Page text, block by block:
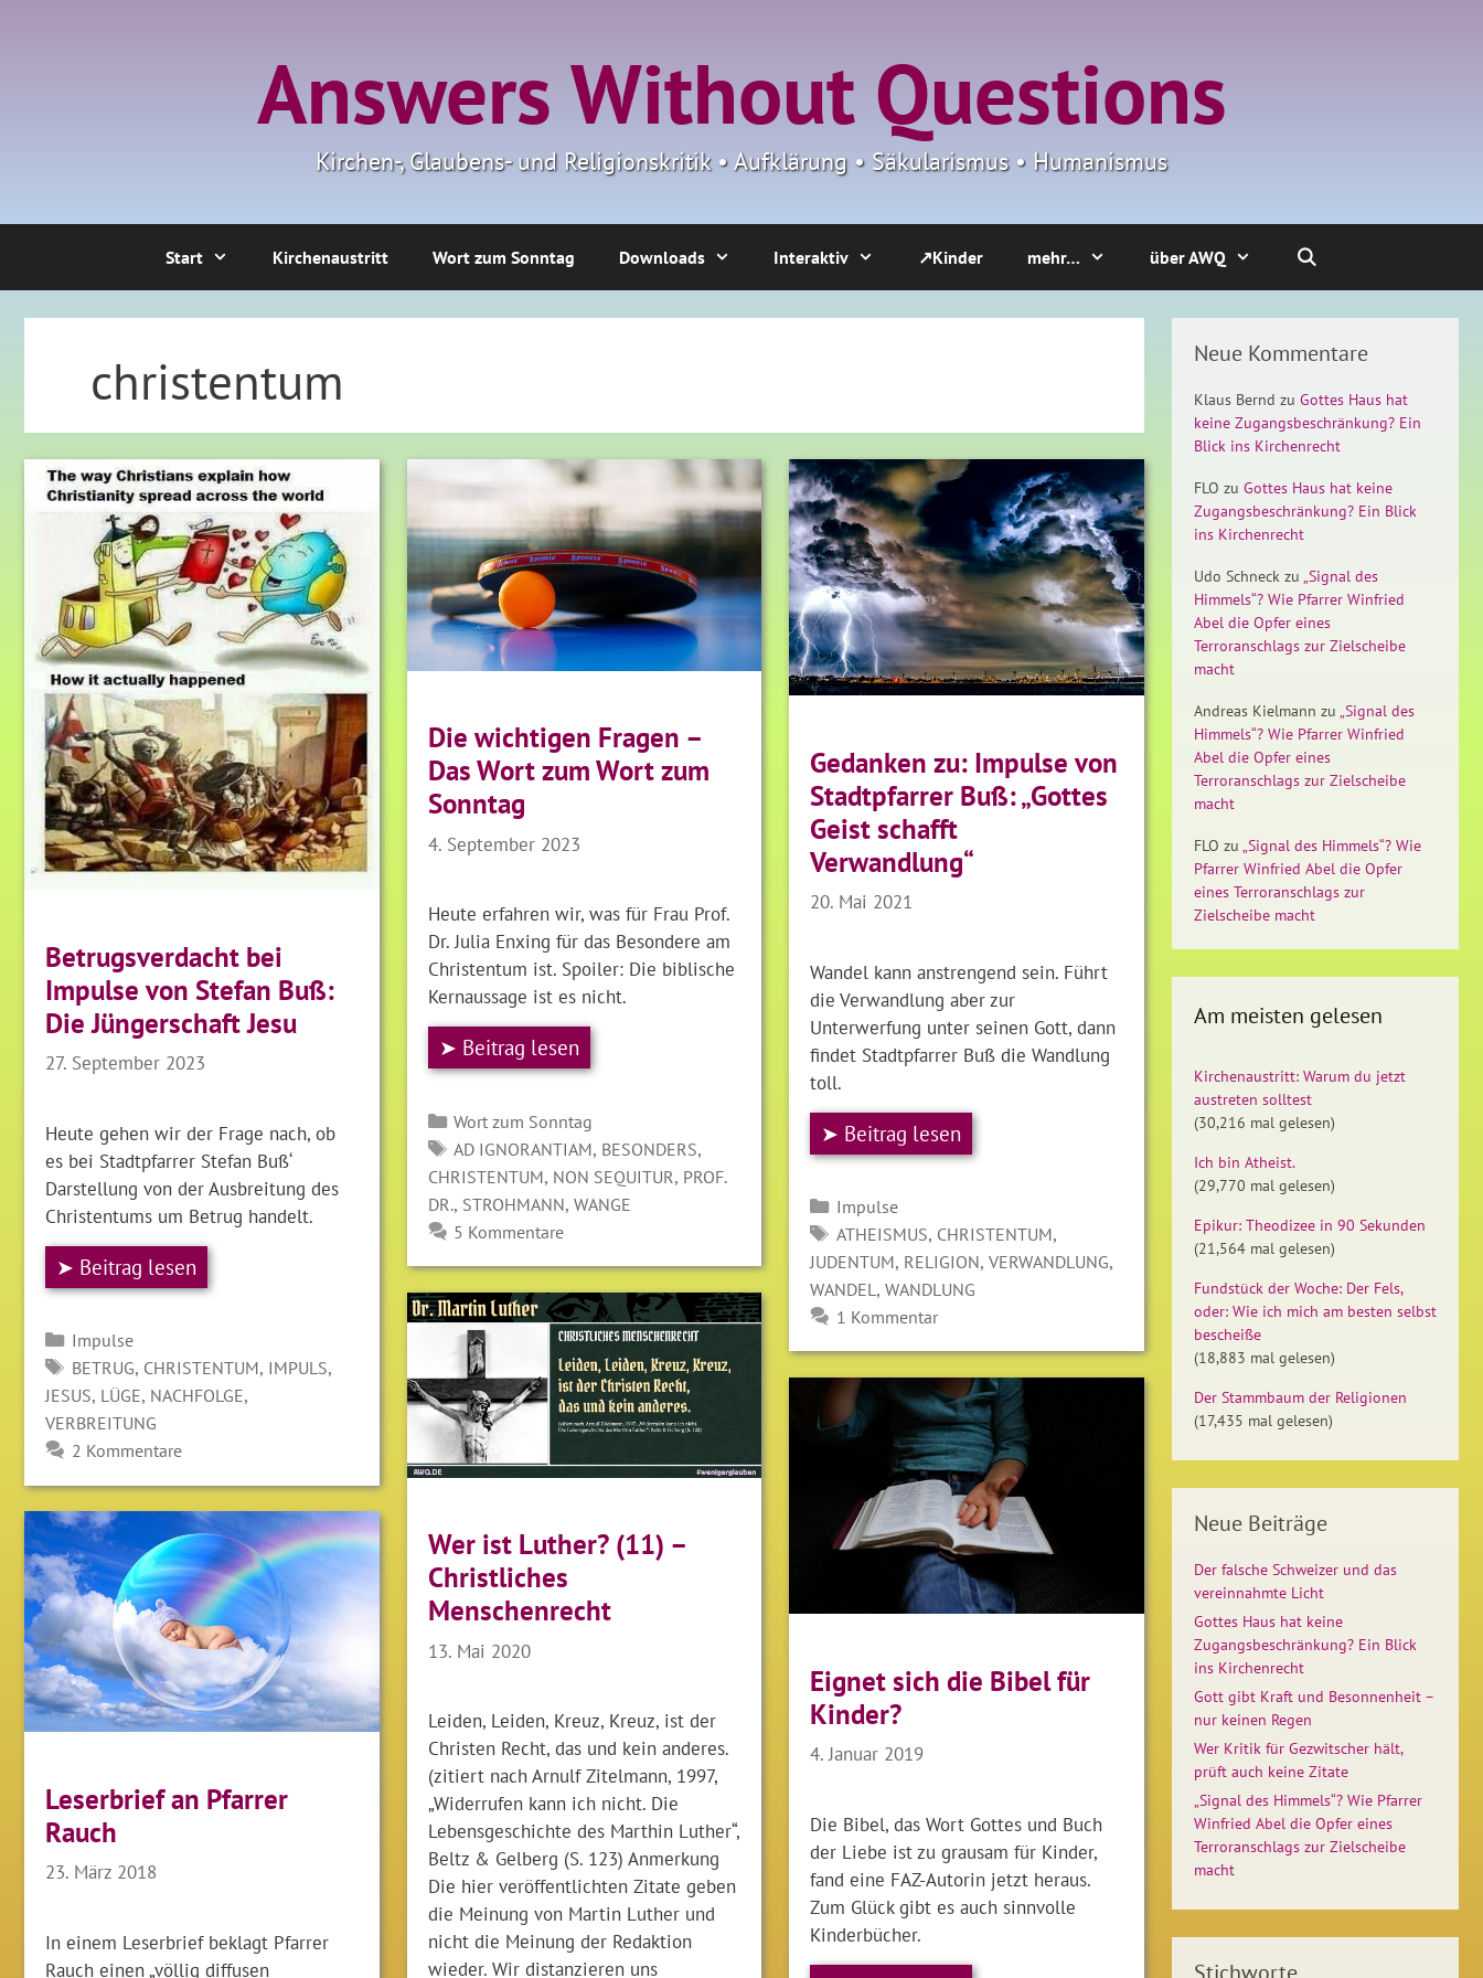
Answers Without Questions
Kirchen-, Glaubens- und Religionskritik • Aufklärung • Säkularismus • Humanismus
Start Kirchenaustritt Wort zum Sonntag Downloads Interaktiv ↗Kinder mehr… über AWQ
christentum
Betrugsverdacht bei
Impulse von Stefan Buß:
Die Jüngerschaft Jesu
27. September 2023
Heute gehen wir der Frage nach, ob
es bei Stadtpfarrer Stefan Buß‘
Darstellung von der Ausbreitung des
Christentums um Betrug handelt.
➤ Beitrag lesen
Kategorien
Impulse
SCHLAGWÖRTER
BETRUG, CHRISTENTUM, IMPULS,
JESUS, LÜGE, NACHFOLGE,
VERBREITUNG
2 Kommentare
Die wichtigen Fragen –
Das Wort zum Wort zum
Sonntag
4. September 2023
Heute erfahren wir, was für Frau Prof.
Dr. Julia Enxing für das Besondere am
Christentum ist. Spoiler: Die biblische
Kernaussage ist es nicht.
➤ Beitrag lesen
Kategorien
Wort zum Sonntag
SCHLAGWÖRTER
AD IGNORANTIAM, BESONDERS,
CHRISTENTUM, NON SEQUITUR, PROF.
DR., STROHMANN, WANGE
5 Kommentare
Gedanken zu: Impulse von
Stadtpfarrer Buß: „Gottes
Geist schafft
Verwandlung“
20. Mai 2021
Wandel kann anstrengend sein. Führt
die Verwandlung aber zur
Unterwerfung unter seinen Gott, dann
findet Stadtpfarrer Buß die Wandlung
toll.
➤ Beitrag lesen
Kategorien
Impulse
SCHLAGWÖRTER
ATHEISMUS, CHRISTENTUM,
JUDENTUM, RELIGION,VERWANDLUNG,
WANDEL,WANDLUNG
1 Kommentar
Wer ist Luther? (11) –
Christliches
Menschenrecht
13. Mai 2020
Leiden, Leiden, Kreuz, Kreuz, ist der
Christen Recht, das und kein anderes.
(zitiert nach Arnulf Zitelmann, 1997,
„Widerrufen kann ich nicht. Die
Lebensgeschichte des Marthin Luther“,
Beltz & Gelberg (S. 123) Anmerkung
Die hier veröffentlichten Zitate geben
die Meinung von Martin Luther und
nicht die Meinung der Redaktion
wieder. Wir distanzieren uns
Eignet sich die Bibel für
Kinder?
4. Januar 2019
Die Bibel, das Wort Gottes und Buch
der Liebe ist zu grausam für Kinder,
fand eine FAZ-Autorin jetzt heraus.
Zum Glück gibt es auch sinnvolle
Kinderbücher.
Leserbrief an Pfarrer
Rauch
23. März 2018
In einem Leserbrief beklagt Pfarrer
Rauch einen „völlig diffusen
Neue Kommentare
Klaus Bernd zu Gottes Haus hat
keine Zugangsbeschränkung? Ein
Blick ins Kirchenrecht
FLO zu Gottes Haus hat keine
Zugangsbeschränkung? Ein Blick
ins Kirchenrecht
Udo Schneck zu „Signal des
Himmels“? Wie Pfarrer Winfried
Abel die Opfer eines
Terroranschlags zur Zielscheibe
macht
Andreas Kielmann zu „Signal des
Himmels“? Wie Pfarrer Winfried
Abel die Opfer eines
Terroranschlags zur Zielscheibe
macht
FLO zu „Signal des Himmels“? Wie
Pfarrer Winfried Abel die Opfer
eines Terroranschlags zur
Zielscheibe macht
Am meisten gelesen
Kirchenaustritt: Warum du jetzt
austreten solltest
(30,216 mal gelesen)
Ich bin Atheist.
(29,770 mal gelesen)
Epikur: Theodizee in 90 Sekunden
(21,564 mal gelesen)
Fundstück der Woche: Der Fels,
oder: Wie ich mich am besten selbst
bescheiße
(18,883 mal gelesen)
Der Stammbaum der Religionen
(17,435 mal gelesen)
Neue Beiträge
Der falsche Schweizer und das
vereinnahmte Licht
Gottes Haus hat keine
Zugangsbeschränkung? Ein Blick
ins Kirchenrecht
Gott gibt Kraft und Besonnenheit –
nur keinen Regen
Wer Kritik für Gezwitscher hält,
prüft auch keine Zitate
„Signal des Himmels“? Wie Pfarrer
Winfried Abel die Opfer eines
Terroranschlags zur Zielscheibe
macht